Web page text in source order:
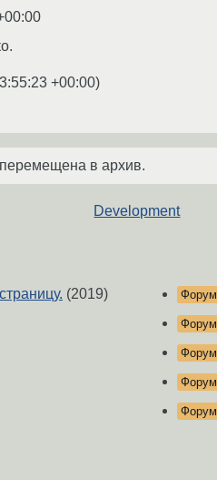
+00:00)
в архив.
Development
(2019) Форум
Форум
Форум
Форум
Форум